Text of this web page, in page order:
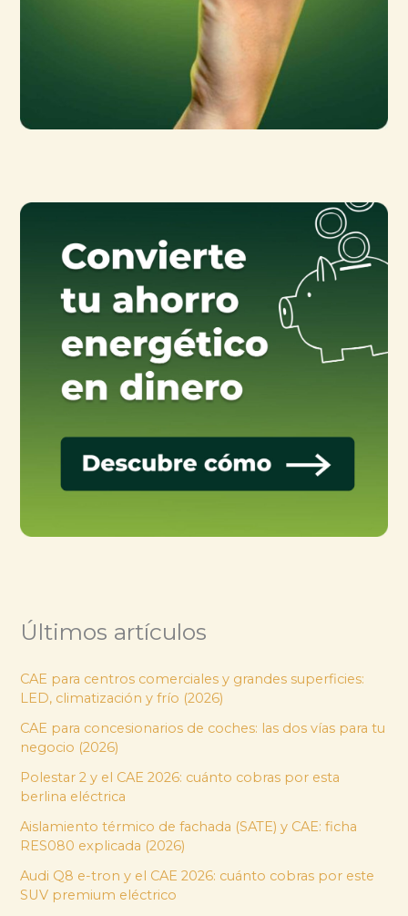
Últimos artículos
CAE para centros comerciales y grandes superficies:
LED, climatización y frío (2026)
CAE para concesionarios de coches: las dos vías para tu
negocio (2026)
Polestar 2 y el CAE 2026: cuánto cobras por esta
berlina eléctrica
Aislamiento térmico de fachada (SATE) y CAE: ficha
RES080 explicada (2026)
Audi Q8 e-tron y el CAE 2026: cuánto cobras por este
SUV premium eléctrico